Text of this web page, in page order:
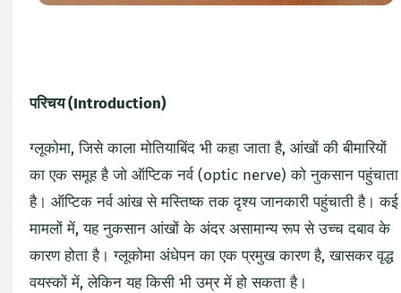
परिचय (Introduction)
ग्लूकोमा, जिसे काला मोतियाबिंद भी कहा जाता है, आंखों की बीमारियों
का एक समूह है जो ऑप्टिक नर्व (optic nerve) को नुकसान पहुंचाता
है। ऑप्टिक नर्व आंख से मस्तिष्क तक दृश्य जानकारी पहुंचाती है। कई
मामलों में, यह नुकसान आंखों के अंदर असामान्य रूप से उच्च दबाव के
कारण होता है। ग्लूकोमा अंधेपन का एक प्रमुख कारण है, खासकर वृद्ध
वयस्कों में, लेकिन यह किसी भी उम्र में हो सकता है।